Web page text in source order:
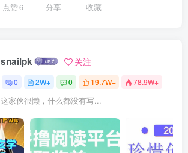
点赞6 分享 收藏
snailpk 关注
0 2W+ 0 19.7W+ 78.9W+
这家伙很懒，什么都没有写...